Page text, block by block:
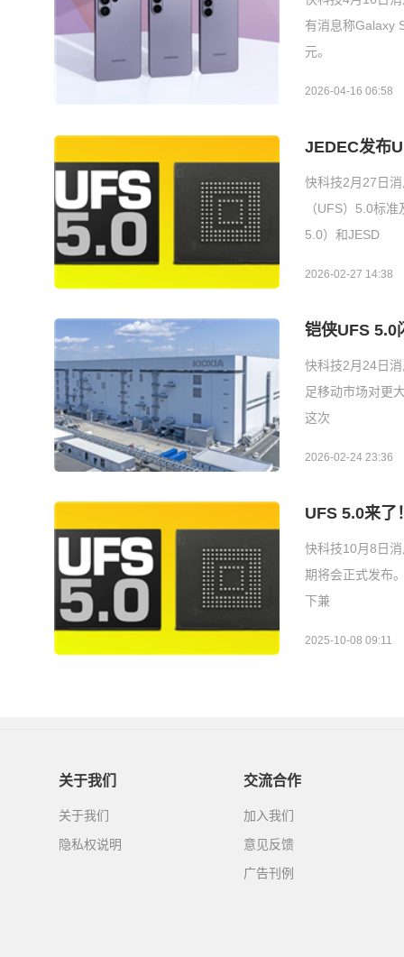
有消息称Galaxy
元。
2026-04-16 06:58
JEDEC发布
快科技2月27日
（UFS）5.0标
5.0）和JESD
2026-02-27 14:38
铠侠UFS 5.0
快科技2月24日
足移动市场对更
这次
2026-02-24 23:36
UFS 5.0来了
快科技10月8日
期将会正式发布
下兼
2025-10-08 09:11
关于我们
关于我们
隐私权说明
交流合作
加入我们
意见反馈
广告刊例